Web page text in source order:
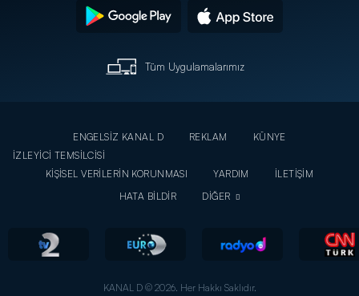
Tüm Uygulamalarımız
ENGELSİZ KANAL D REKLAM
KÜNYE
İZLEYİCİ TEMSİLCİSİ
KİŞİSEL VERİLERİN KORUNMASI
YARDIM
İLETİŞİM
HATA BİLDİR
DİĞER
KANAL D © 2026. Her Hakkı Saklıdır.